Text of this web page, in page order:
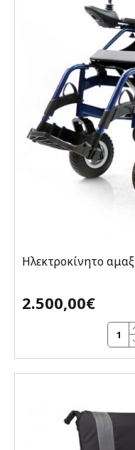
Ηλεκτροκίνητο
2.500,00€